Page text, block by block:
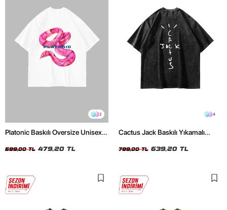
2
Platonic Baskılı Oversize Unisex
599,00 TL 479,20 TL
4
Cactus Jack Baskılı Yıkamalı
799,00 TL 639,20 TL